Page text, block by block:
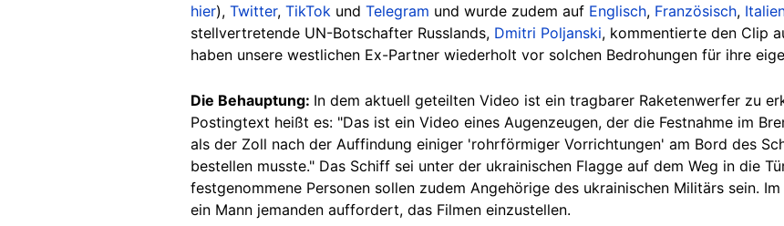
hier), Twitter, TikTok und Telegram und wurde zudem auf Englisch, Französisch,
stellvertretende UN-Botschafter Russlands, Dmitri Poljanski, kommentierte den Clip
haben unsere westlichen Ex-Partner wiederholt vor solchen Bedrohungen für ihre
Die Behauptung: In dem aktuell geteilten Video ist ein tragbarer Raketenwerfer zu
Postingtext heißt es: "Das ist ein Video eines Augenzeugen, der die Festnahme im
als der Zoll nach der Auffindung einiger 'rohrförmiger Vorrichtungen' am Bord des
bestellen musste." Das Schiff sei unter der ukrainischen Flagge auf dem Weg in die
festgenommene Personen sollen zudem Angehörige des ukrainischen Militärs sein.
ein Mann jemanden auffordert, das Filmen einzustellen.